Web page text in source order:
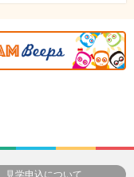
見学申込について